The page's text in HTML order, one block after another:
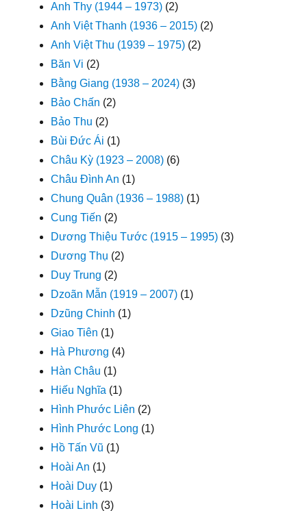
Anh Thy (1944 – 1973) (2)
Anh Việt Thanh (1936 – 2015) (2)
Anh Việt Thu (1939 – 1975) (2)
Băn Vi (2)
Bằng Giang (1938 – 2024) (3)
Bảo Chấn (2)
Bảo Thu (2)
Bùi Đức Ái (1)
Châu Kỳ (1923 – 2008) (6)
Châu Đình An (1)
Chung Quân (1936 – 1988) (1)
Cung Tiến (2)
Dương Thiệu Tước (1915 – 1995) (3)
Dương Thụ (2)
Duy Trung (2)
Dzoãn Mẫn (1919 – 2007) (1)
Dzũng Chinh (1)
Giao Tiên (1)
Hà Phương (4)
Hàn Châu (1)
Hiếu Nghĩa (1)
Hình Phước Liên (2)
Hình Phước Long (1)
Hồ Tấn Vũ (1)
Hoài An (1)
Hoài Duy (1)
Hoài Linh (3)